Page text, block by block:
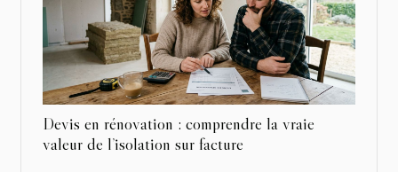
Devis en rénovation : comprendre la vraie
valeur de l’isolation sur facture